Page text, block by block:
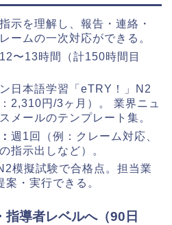
示を理解し、報告・連絡・
ームの一次対応ができる。
〜13時間（計150時間目
日本語学習「eTRY！」N2
2,310円/3ヶ月）。 業界ニュ
メールのテンプレート集。
週1回（例：クレーム対応、
指示出しなど）。
模擬試験で合格点。担当業
・実行できる。
導者レベルへ（90日